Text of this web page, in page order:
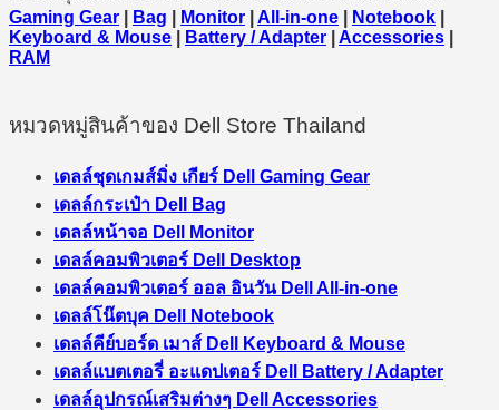
Gaming Gear
Bag Monitor All-in-one Notebook
Keyboard & Mouse
Battery / Adapter Accessories
RAM
หมวดหมู่สินค้าของ Dell Store Thailand
เดลล์ชุดเกมส์มิ่ง เกียร์ Dell Gaming Gear
เดลล์กระเป๋า Dell Bag
เดลล์หน้าจอ Dell Monitor
เดลล์คอมพิวเตอร์ Dell Desktop
เดลล์คอมพิวเตอร์ ออล อินวัน Dell All-in-one
เดลล์โน๊ตบุค Dell Notebook
เดลล์คีย์บอร์ด เมาส์ Dell Keyboard & Mouse
เดลล์แบตเตอรี่ อะแดปเตอร์ Dell Battery / Adapter
เดลล์อุปกรณ์เสริมต่างๆ Dell Accessories